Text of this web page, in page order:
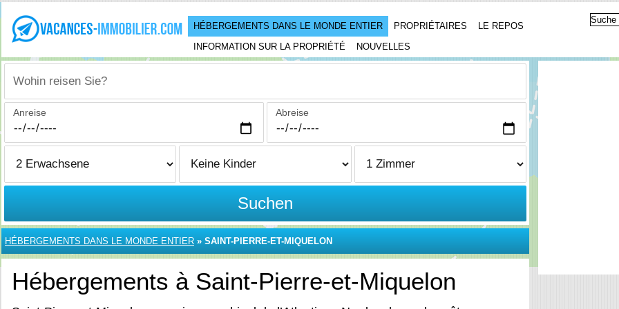
HÉBERGEMENTS DANS LE MONDE ENTIER PROPRIÉTAIRES
LE REPOS
INFORMATION SUR LA PROPRIÉTÉ
NOUVELLES
Wohin reisen Sie?
Anreise Abreise
Suchen
HÉBERGEMENTS DANS LE MONDE ENTIER » SAINT-PIERRE-ET-MIQUELON
Hébergements à Saint-Pierre-et-Miquelon